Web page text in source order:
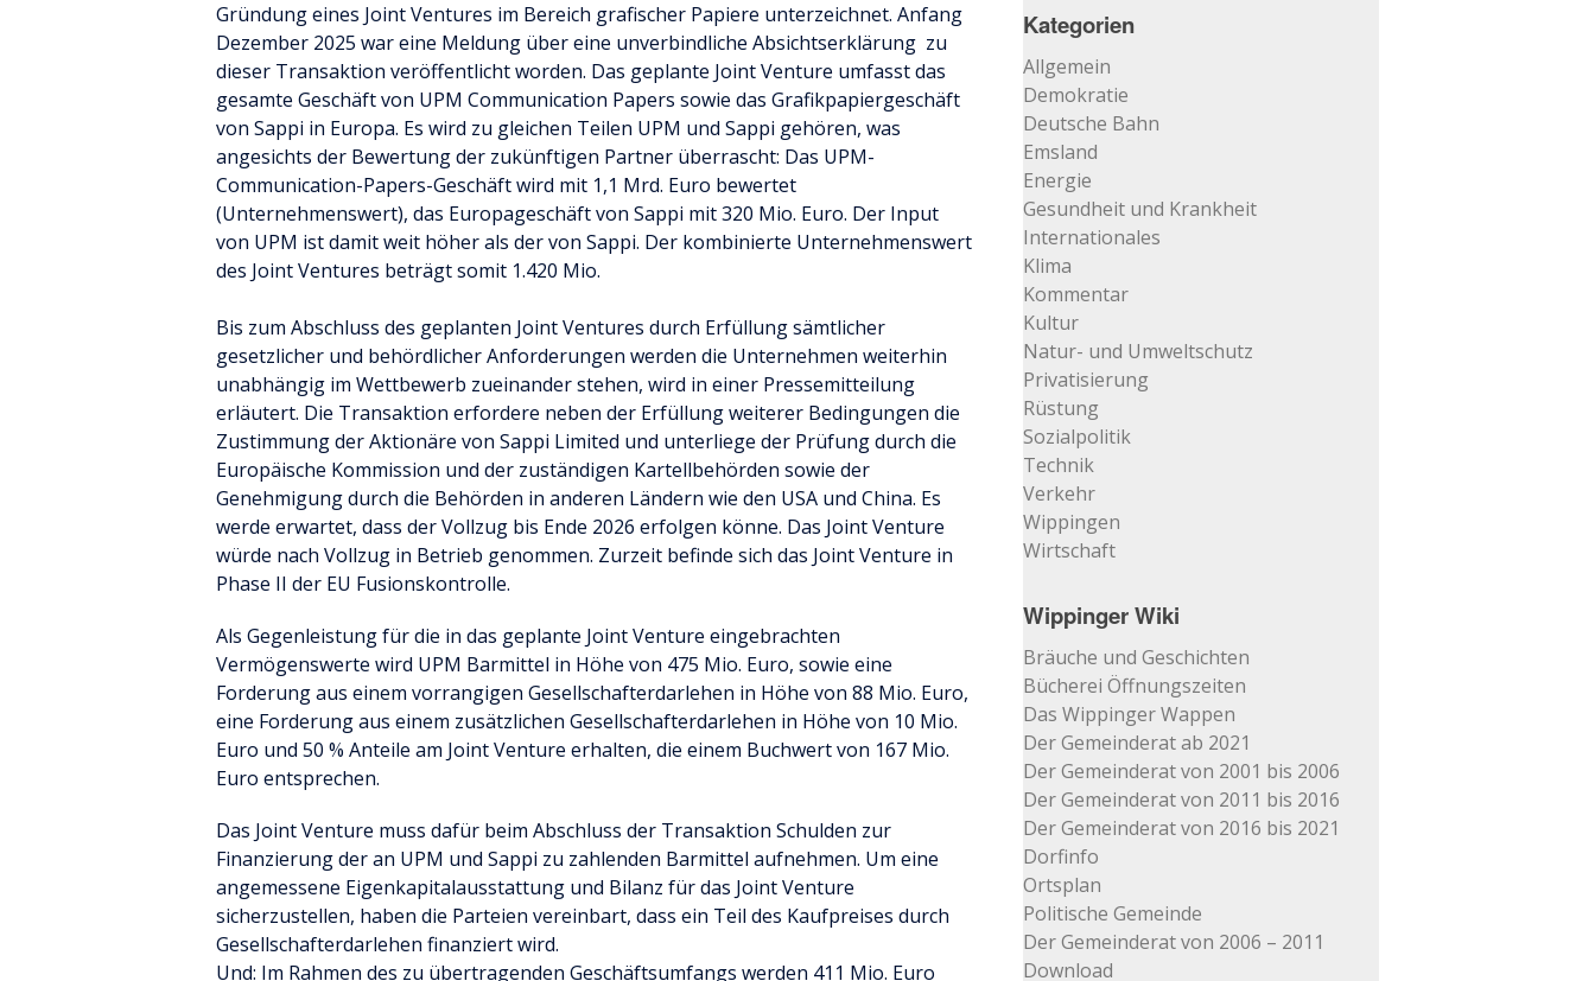
Gründung eines Joint Ventures im Bereich grafischer Papiere unterzeichnet. Anfang
Dezember 2025 war eine Meldung über eine unverbindliche Absichtserklärung zu
dieser Transaktion veröffentlicht worden. Das geplante Joint Venture umfasst das
gesamte Geschäft von UPM Communication Papers sowie das Grafikpapiergeschäft
von Sappi in Europa. Es wird zu gleichen Teilen UPM und Sappi gehören, was
angesichts der Bewertung der zukünftigen Partner überrascht: Das UPM-
Communication-Papers-Geschäft wird mit 1,1 Mrd. Euro bewertet
(Unternehmenswert), das Europageschäft von Sappi mit 320 Mio. Euro. Der Input
von UPM ist damit weit höher als der von Sappi. Der kombinierte Unternehmenswert
des Joint Ventures beträgt somit 1.420 Mio.
Bis zum Abschluss des geplanten Joint Ventures durch Erfüllung sämtlicher
gesetzlicher und behördlicher Anforderungen werden die Unternehmen weiterhin
unabhängig im Wettbewerb zueinander stehen, wird in einer Pressemitteilung
erläutert. Die Transaktion erfordere neben der Erfüllung weiterer Bedingungen die
Zustimmung der Aktionäre von Sappi Limited und unterliege der Prüfung durch die
Europäische Kommission und der zuständigen Kartellbehörden sowie der
Genehmigung durch die Behörden in anderen Ländern wie den USA und China. Es
werde erwartet, dass der Vollzug bis Ende 2026 erfolgen könne. Das Joint Venture
würde nach Vollzug in Betrieb genommen. Zurzeit befinde sich das Joint Venture in
Phase II der EU Fusionskontrolle.
Als Gegenleistung für die in das geplante Joint Venture eingebrachten
Vermögenswerte wird UPM Barmittel in Höhe von 475 Mio. Euro, sowie eine
Forderung aus einem vorrangigen Gesellschafterdarlehen in Höhe von 88 Mio. Euro,
eine Forderung aus einem zusätzlichen Gesellschafterdarlehen in Höhe von 10 Mio.
Euro und 50 % Anteile am Joint Venture erhalten, die einem Buchwert von 167 Mio.
Euro entsprechen.
Das Joint Venture muss dafür beim Abschluss der Transaktion Schulden zur
Finanzierung der an UPM und Sappi zu zahlenden Barmittel aufnehmen. Um eine
angemessene Eigenkapitalausstattung und Bilanz für das Joint Venture
sicherzustellen, haben die Parteien vereinbart, dass ein Teil des Kaufpreises durch
Gesellschafterdarlehen finanziert wird.
Und: Im Rahmen des zu übertragenden Geschäftsumfangs werden 411 Mio. Euro
Archiv
Kategorien
Allgemein
Demokratie
Deutsche Bahn
Emsland
Energie
Gesundheit und Krankheit
Internationales
Klima
Kommentar
Kultur
Natur- und Umweltschutz
Privatisierung
Rüstung
Sozialpolitik
Technik
Verkehr
Wippingen
Wirtschaft
Wippinger Wiki
Bräuche und Geschichten
Bücherei Öffnungszeiten
Das Wippinger Wappen
Der Gemeinderat ab 2021
Der Gemeinderat von 2001 bis 2006
Der Gemeinderat von 2011 bis 2016
Der Gemeinderat von 2016 bis 2021
Dorfinfo
Ortsplan
Politische Gemeinde
Der Gemeinderat von 2006 – 2011
Download